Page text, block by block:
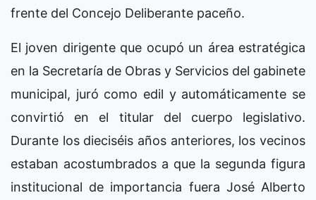
frente del Concejo Deliberante paceño.
El joven dirigente que ocupó un área estratégica
en la Secretaría de Obras y Servicios del gabinete
municipal, juró como edil y automáticamente se
convirtió en el titular del cuerpo legislativo.
Durante los dieciséis años anteriores, los vecinos
estaban acostumbrados a que la segunda figura
institucional de importancia fuera José Alberto